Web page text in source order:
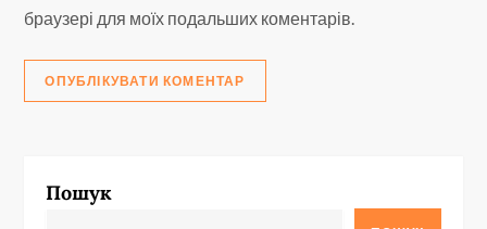
браузері для моїх подальших коментарів.
Пошук